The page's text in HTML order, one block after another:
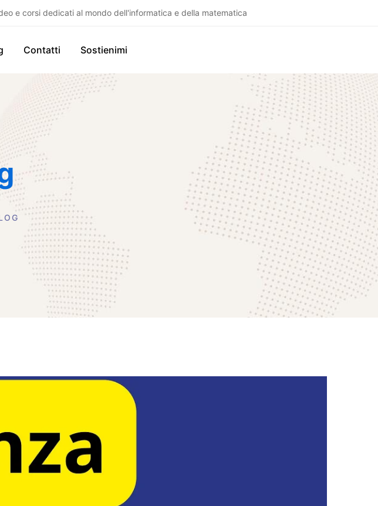
e corsi dedicati al mondo dell'informatica e della matematica
Contatti Sostienimi